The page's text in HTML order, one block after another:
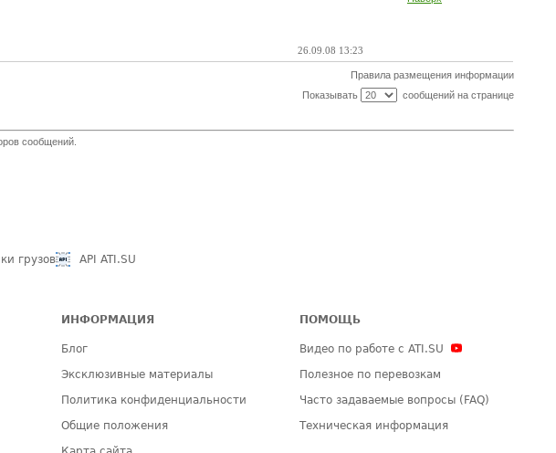
26.09.08 13:23
Правила размещения информации
Показывать
сообщений на странице
сообщений.
грузов API ATI.SU
ИНФОРМАЦИЯ
Блог
Эксклюзивные материалы
Политика конфиденциальности
Общие положения
ПОМОЩЬ
Видео по работе с ATI.SU
Полезное по перевозкам
Часто задаваемые вопросы (FAQ)
Техническая информация